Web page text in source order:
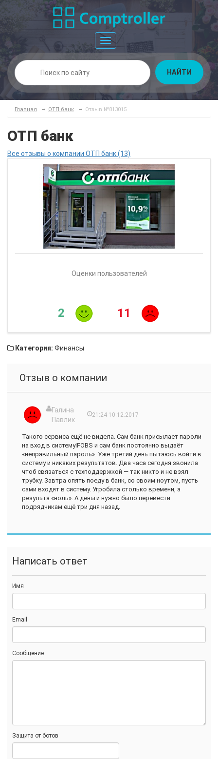
Toggle
navigation
НАЙТИ
Главная ОТП банк Отзыв №813015
ОТП банк
Все отзывы о компании ОТП банк (13)
Оценки пользователей
2 11
Категория: Финансы
Отзыв о компании
Галина
Павлик
21:24 10.12.2017
Такого сервиса ещё не видела. Сам банк присылает пароли
на вход в системуIFOBS и сам банк постоянно выдаёт
«неправильный пароль». Уже третий день пытаюсь войти в
систему и никаких результатов. Два часа сегодня звонила
чтоб связаться с техподдержкой — так никто и не взял
трубку. Завтра опять поеду в банк, со своим ноутом, пусть
сами входят в систему. Угробила столько времени, а
результа «ноль». А деньги нужно было перевести
подрядчикам ещё три дня назад.
Написать ответ
Имя
Email
Сообщение
Защита от ботов